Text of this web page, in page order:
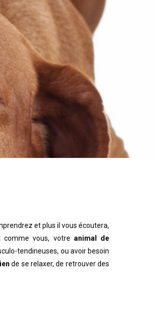
et plus il vous écoutera,
comme vous, votre animal de
tendineuses, ou avoir besoin
de se relaxer, de retrouver des